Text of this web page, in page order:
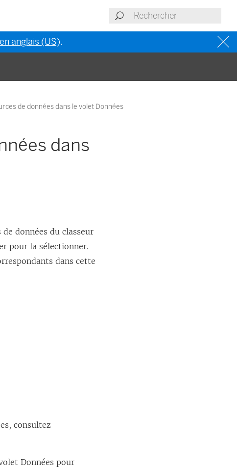
anglais (US).
de données dans le volet Données
dans
données du classeur
pour la sélectionner.
dans cette
consultez
Données pour